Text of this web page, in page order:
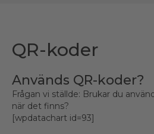
QR-koder
Används QR-koder?
Frågan vi ställde: Brukar du
när det finns?
[wpdatachart id=93]